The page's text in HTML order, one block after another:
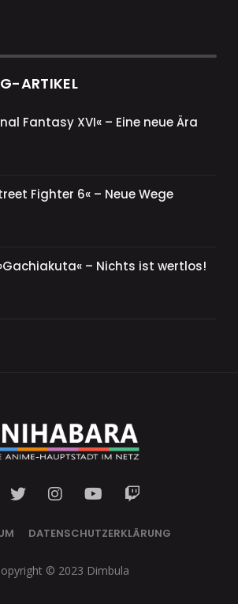
ARTIKEL
Fantasy XVI« – Eine neue Ära
Fighter 6« – Neue Wege
– Nichts ist wertlos!
DATENSCHUTZERKLÄRUNG
© 2023 Dimbula